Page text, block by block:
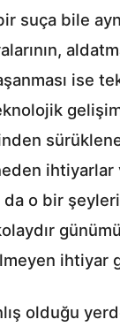
suça bile
ise
ihtiyarlar
da o bir
ihtiyar
olduğu